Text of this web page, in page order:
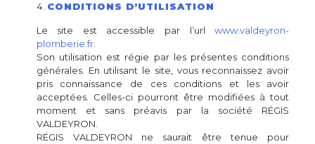
CONDITIONS D’UTILISATION
Le site est accessible par l’urlwww.valdeyron-
plomberie.fr.
Son utilisation est régie par les présentes conditions
générales. En utilisant le site, vous reconnaissez avoir
pris connaissance de ces conditions et les avoir
acceptées. Celles-ci pourront être modifiées à tout
moment et sans préavis par la société RÉGIS
VALDEYRON.
RÉGIS VALDEYRON ne saurait être tenue pour